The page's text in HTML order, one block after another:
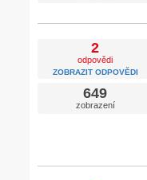
2
odpovědi
ZOBRAZIT ODPOVĚDI
649
zobrazení